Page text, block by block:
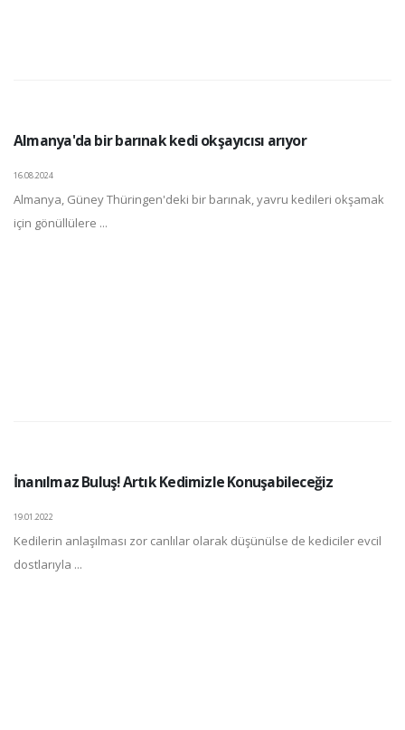
Almanya'da bir barınak kedi okşayıcısı arıyor
16.08.2024
Almanya, Güney Thüringen'deki bir barınak, yavru kedileri okşamak
için gönüllülere ...
İnanılmaz Buluş! Artık Kedimizle Konuşabileceğiz
19.01.2022
Kedilerin anlaşılması zor canlılar olarak düşünülse de kediciler evcil
dostlarıyla ...